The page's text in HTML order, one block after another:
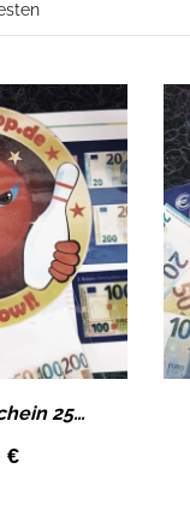
Bowling Gutschein 25€ Wertgutschein als Geschenk-Idee!
€